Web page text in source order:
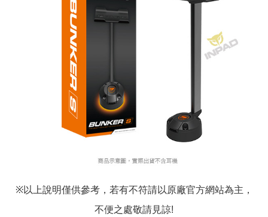
※以上說明僅供參考，若有不符請以原廠官方網站為主，
不便之處敬請見諒!